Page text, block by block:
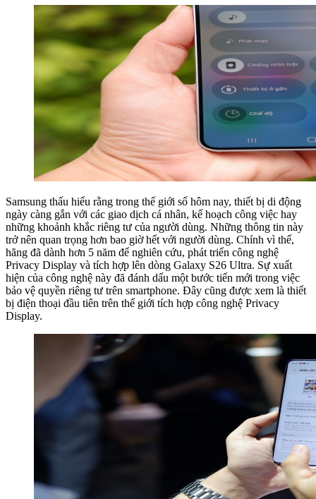
Samsung thấu hiểu rằng trong thế giới số hôm nay, thiết bị di động
ngày càng gắn với các giao dịch cá nhân, kế hoạch công việc hay
những khoảnh khắc riêng tư của người dùng. Những thông tin này
trở nên quan trọng hơn bao giờ hết với người dùng. Chính vì thế,
hãng đã dành hơn 5 năm để nghiên cứu, phát triển công nghệ
Privacy Display và tích hợp lên dòng Galaxy S26 Ultra. Sự xuất
hiện của công nghệ này đã đánh dấu một bước tiến mới trong việc
bảo vệ quyền riêng tư trên smartphone. Đây cũng được xem là thiết
bị điện thoại đầu tiên trên thế giới tích hợp công nghệ Privacy
Display.